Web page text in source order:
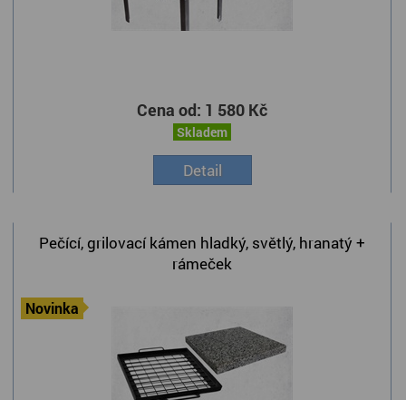
Cena od: 1 580 Kč
Skladem
Detail
Pečící, grilovací kámen hladký, světlý, hranatý +
rámeček
Novinka